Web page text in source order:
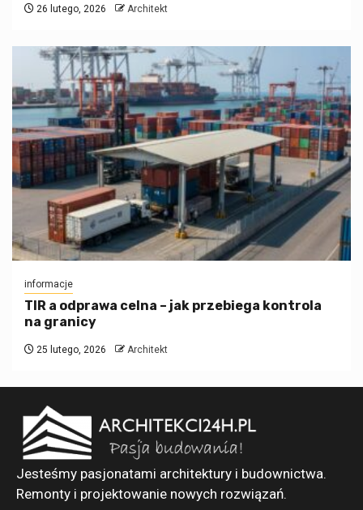
26 lutego, 2026 Architekt
informacje
TIR a odprawa celna – jak przebiega kontrola
na granicy
25 lutego, 2026 Architekt
Jesteśmy pasjonatami architektury i budownictwa.
Remonty i projektowanie nowych rozwiązań.